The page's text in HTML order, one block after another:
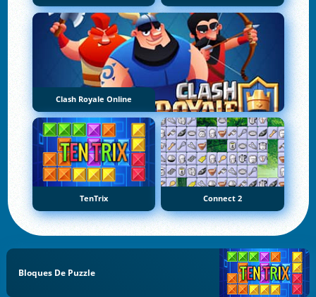
Clash Royale Online
TenTrix Connect 2
Bloques De Puzzle